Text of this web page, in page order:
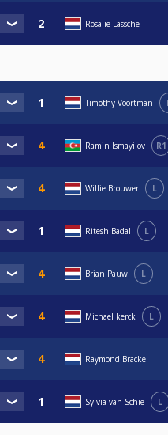
Rosalie Lassche
Timothy Voortman
Ramin Ismayilov R1
Willie Brouwer L
Ritesh Badal L
Brian Pauw L
Michael kerck L
Raymond Bracke.
Sylvia van Schie L